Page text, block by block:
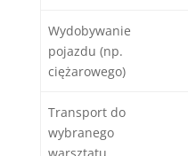
Wydobywanie
pojazdu (np.
ciężarowego)
Transport do
wybranego